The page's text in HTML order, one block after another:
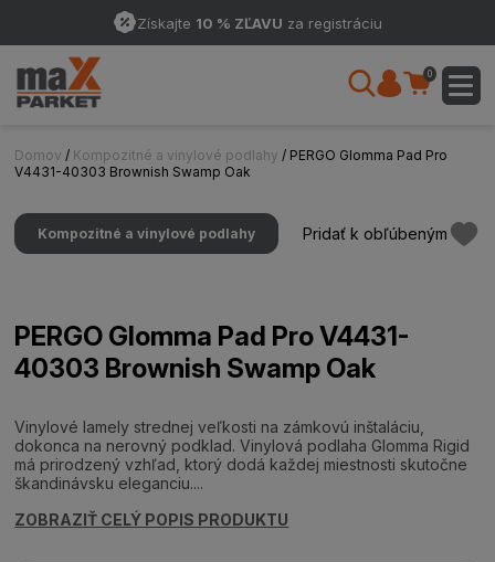
Získajte 10 % ZĽAVU za registráciu
0
Domov / Kompozitné a vinylové podlahy / PERGO Glomma Pad Pro
V4431-40303 Brownish Swamp Oak
Kompozitné a vinylové podlahy Pridať k obľúbeným
PERGO Glomma Pad Pro V4431-
40303 Brownish Swamp Oak
Vinylové lamely strednej veľkosti na zámkovú inštaláciu,
dokonca na nerovný podklad. Vinylová podlaha Glomma Rigid
má prirodzený vzhľad, ktorý dodá každej miestnosti skutočne
škandinávsku eleganciu....
ZOBRAZIŤ CELÝ POPIS PRODUKTU